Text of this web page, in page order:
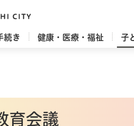
続き 健康・医療・福祉 子
育会議